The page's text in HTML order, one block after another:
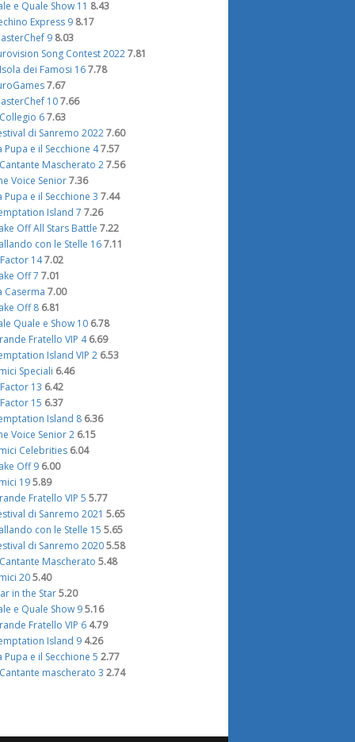
e Quale Show 11 8.43
Express 9 8.17
9 8.03
Song Contest 2022 7.81
dei Famosi 16 7.78
7.67
10 7.66
6 7.63
di Sanremo 2022 7.60
Pupa e il Secchione 47.57
Mascherato 2 7.56
Voice Senior 7.36
Pupa e il Secchione 3 7.44
Island 7 7.26
Off All Stars Battle 7.22
con le Stelle 16 7.11
147.02
Off 7 7.01
Caserma 7.00
Off 8 6.81
Quale e Show 10 6.78
Fratello VIP 4 6.69
Island VIP 2 6.53
Speciali 6.46
13 6.42
15 6.37
Island 8 6.36
Voice Senior 2 6.15
Celebrities 6.04
Off 9 6.00
19 5.89
Fratello VIP 5 5.77
di Sanremo 2021 5.65
con le Stelle 15 5.65
di Sanremo 2020 5.58
Mascherato 5.48
20 5.40
in the Star 5.20
e Quale Show 9 5.16
Fratello VIP 6 4.79
Island 9 4.26
Pupa e il Secchione 5 2.77
mascherato 3 2.74